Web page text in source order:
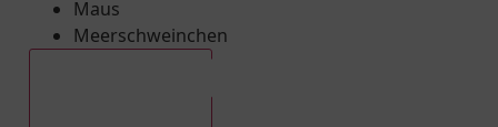
Maus
Meerschweinchen